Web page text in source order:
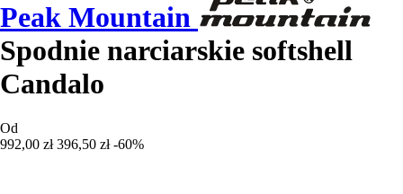
Peak Mountain
Spodnie narciarskie softshell
Candalo
Od
992,00 zł 396,50 zł -60%